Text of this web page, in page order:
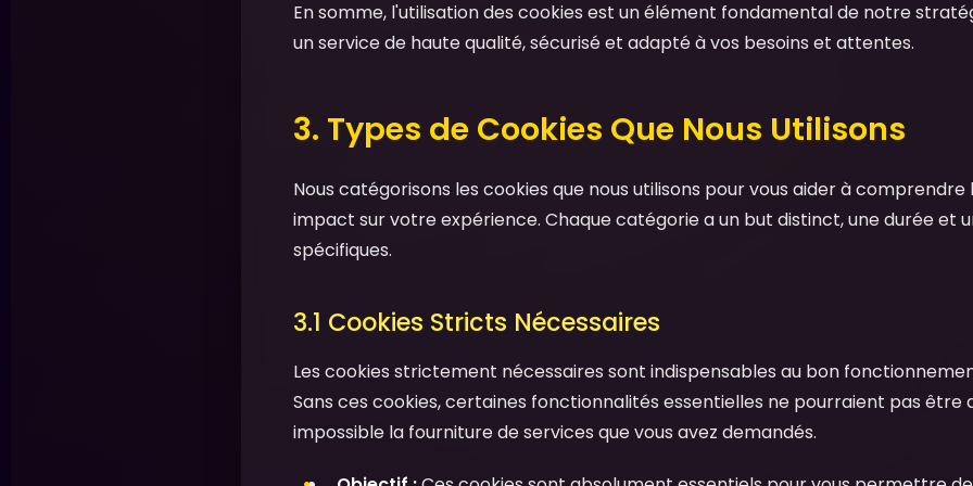
En somme, l'utilisation des cookies est un élément fondamental de notre
un service de haute qualité, sécurisé et adapté à vos besoins et attentes.
3. Types de Cookies Que Nous Utilisons
Nous catégorisons les cookies que nous utilisons pour vous aider à
impact sur votre expérience. Chaque catégorie a un but distinct, une durée et
spécifiques.
3.1 Cookies Stricts Nécessaires
Les cookies strictement nécessaires sont indispensables au bon
Sans ces cookies, certaines fonctionnalités essentielles ne pourraient pas être
impossible la fourniture de services que vous avez demandés.